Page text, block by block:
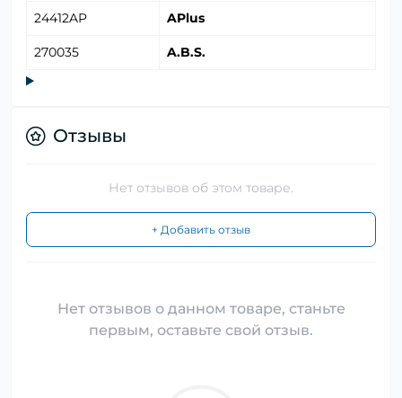
24412AP APlus
270035 A.B.S.
Отзывы
Нет отзывов об этом товаре.
+ Добавить отзыв
Нет отзывов о данном товаре, станьте
первым, оставьте свой отзыв.